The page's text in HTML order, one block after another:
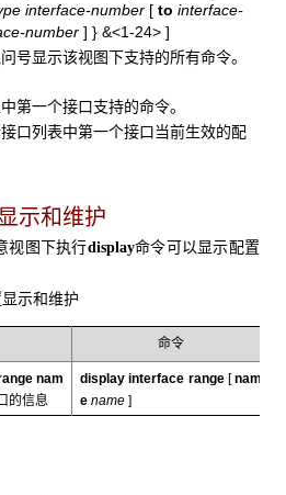
interface-number [ to interface-
number ] } &<1-24> ]
显示该视图下支持的所有命令。
一个接口支持的命令。
列表中第一个接口当前生效的配
示和维护
视图下执行display命令可以显示配置
示和维护
命令
nam
的信息
display interface range [nam
ename]